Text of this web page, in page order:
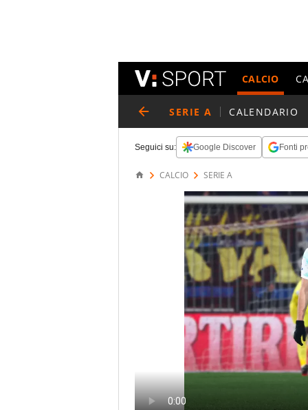
CALCIO
SERIE A CALENDARIO
Seguici su: Google Discover Fonti
CALCIO SERIE A